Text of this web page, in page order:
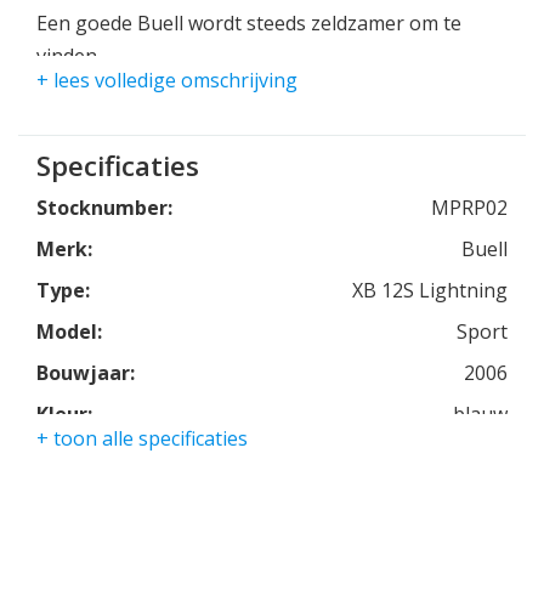
Een goede Buell wordt steeds zeldzamer om te
vinden.
Dus nu weer een mooie kans bij Joppen Motoren!
Een heerlijk eigenzinnig Vtwinblok in een sport
motor, karakter ten top!
Deze Buell staat klaar op verse Dunlop bandjes!
+ lees volledige omschrijving
Specificaties
Stocknumber:
MPRP02
Merk:
Buell
Type:
XB 12S Lightning
Model:
Sport
Bouwjaar:
2006
Kleur:
blauw
+ toon alle specificaties